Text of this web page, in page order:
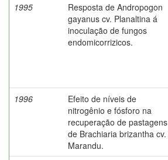
1995
Resposta de Andropogon
gayanus cv. Planaltina á
inoculação de fungos
endomicorrizicos.
1996
Efeito de níveis de
nitrogênio e fósforo na
recuperação de pastagens
de Brachiaria brizantha cv.
Marandu.